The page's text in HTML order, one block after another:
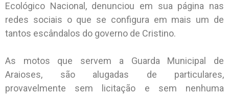
Ecológico Nacional, denunciou em sua página nas
redes sociais o que se configura em mais um de
tantos escândalos do governo de Cristino.
As motos que servem a Guarda Municipal de
Araioses, são alugadas de particulares,
provavelmente sem licitação e sem nenhuma